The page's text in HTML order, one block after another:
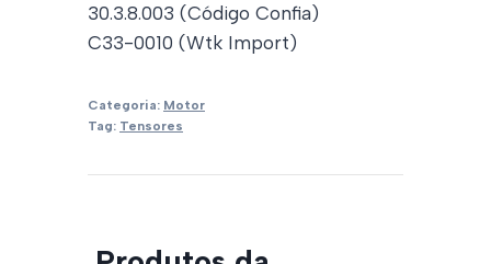
30.3.8.003 (Código Confia)
C33-0010 (Wtk Import)
Categoria: Motor
Tag: Tensores